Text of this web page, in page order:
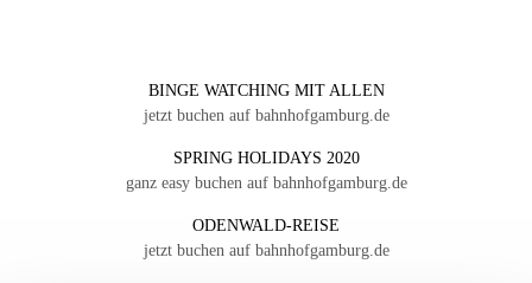
BINGE WATCHING MIT ALLEN
jetzt buchen auf bahnhofgamburg.de
SPRING HOLIDAYS 2020
ganz easy buchen auf bahnhofgamburg.de
ODENWALD-REISE
jetzt buchen auf bahnhofgamburg.de